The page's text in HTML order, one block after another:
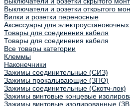
Выключатели и розетки открытого
Вилки и розетки переносные
Аксессуары для
Товары для соединения кабеля
Товары для соединения кабеля
Все товары категории
Клеммы
Наконечники
Зажимы соединительные (СИЗ)
Зажимы прокалывающие (ЗПО)
Зажимы соединительные (Скотч-лок)
Зажимы винтовые концевые
Зажимы винтовые изолированные